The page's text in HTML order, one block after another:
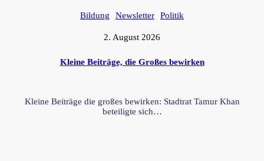
Bildung Newsletter Politik
2. August 2026
Kleine Beiträge, die Großes bewirken
Kleine Beiträge die großes bewirken: Stadtrat Tamur Khan
beteiligte sich…